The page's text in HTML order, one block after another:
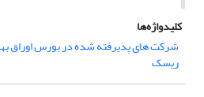
کلیدواژه‌ها
شرکت های پذیرفته شده در بورس اوراق
ریسک